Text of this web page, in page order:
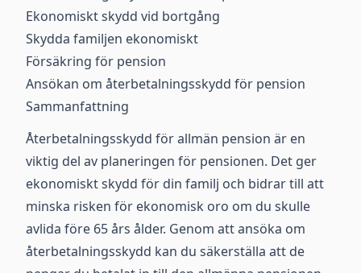
Ekonomiskt skydd vid bortgång
Skydda familjen ekonomiskt
Försäkring för pension
Ansökan om återbetalningsskydd för pension
Sammanfattning
Återbetalningsskydd för allmän pension är en
viktig del av planeringen för pensionen. Det ger
ekonomiskt skydd för din familj och bidrar till att
minska risken för ekonomisk oro om du skulle
avlida före 65 års ålder. Genom att ansöka om
återbetalningsskydd kan du säkerställa att de